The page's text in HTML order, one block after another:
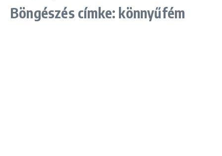
Böngészés címke: könnyűfém